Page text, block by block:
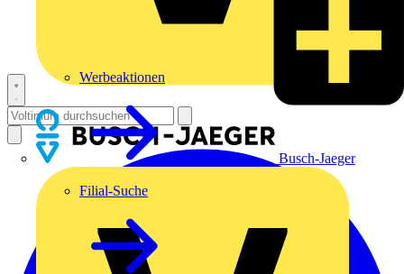
Busch-Jaeger
Werbeaktionen
Filial-Suche